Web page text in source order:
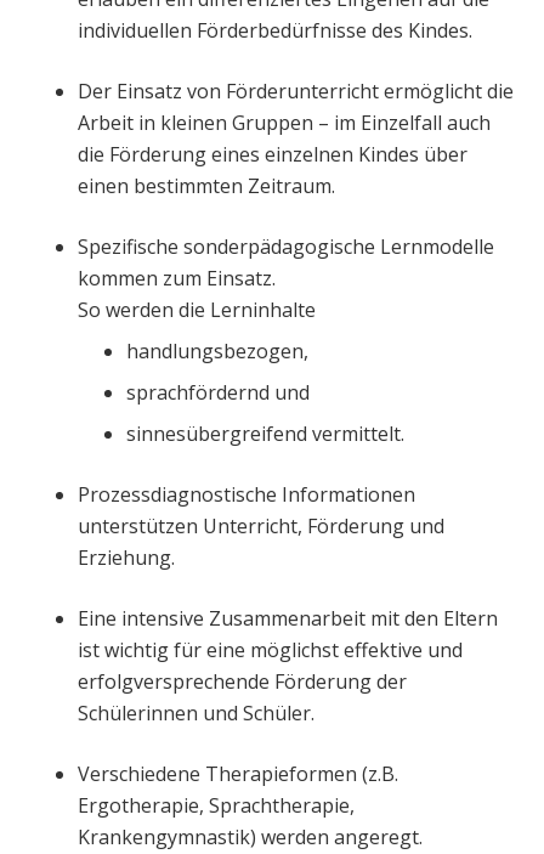
individuellen Förderbedürfnisse des Kindes.
Der Einsatz von Förderunterricht ermöglicht die
Arbeit in kleinen Gruppen – im Einzelfall auch
die Förderung eines einzelnen Kindes über
einen bestimmten Zeitraum.
Spezifische sonderpädagogische Lernmodelle
kommen zum Einsatz.
So werden die Lerninhalte
handlungsbezogen,
sprachfördernd und
sinnesübergreifend vermittelt.
Prozessdiagnostische Informationen
unterstützen Unterricht, Förderung und
Erziehung.
Eine intensive Zusammenarbeit mit den Eltern
ist wichtig für eine möglichst effektive und
erfolgversprechende Förderung der
Schülerinnen und Schüler.
Verschiedene Therapieformen (z.B.
Ergotherapie, Sprachtherapie,
Krankengymnastik) werden angeregt.